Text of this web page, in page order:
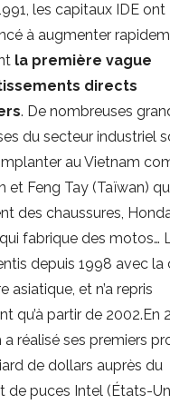
les capitaux IDE ont
à augmenter
la première vague
directs
. De nombreuses
du secteur industriel
au Vietnam
et Feng Tay (Taïwan)
des chaussures,
fabrique des motos…
depuis 1998 avec la
asiatique, et n’a repris
qu’à partir de 2002.En
réalisé ses premiers
de dollars auprès du
de puces Intel (États-